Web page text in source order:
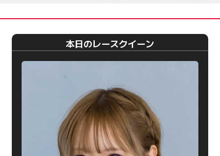
本日のレースクイーン